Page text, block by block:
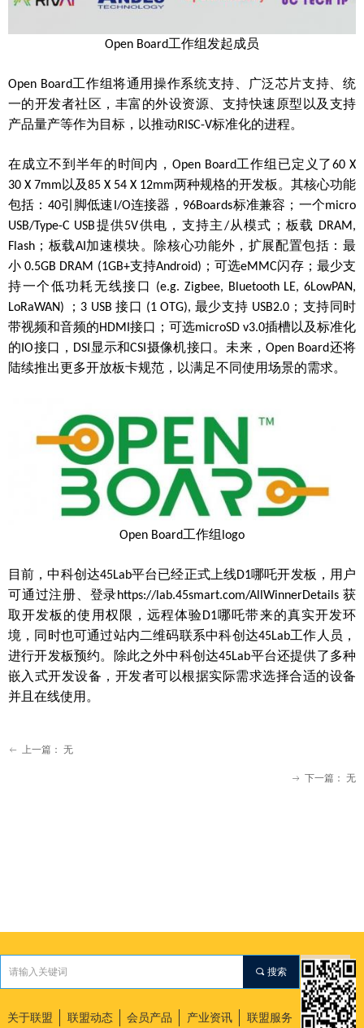
Open Board工作组发起成员
Open Board工作组将通用操作系统支持、广泛芯片支持、统
一的开发者社区，丰富的外设资源、支持快速原型以及支持
产品量产等作为目标，以推动RISC-V标准化的进程。
在成立不到半年的时间内， Open Board工作组已定义了60 X
30 X 7mm 以及85 X 54 X 12mm两种规格的开发板。其核心功能
包括： 40引脚低速 I/O连接器， 96Boards标准兼容；一个micro
USB/Type-C USB提供5V供电，支持主/从模式；板载
DRAM,
Flash ；板载AI 加速模块。除核心功能外，扩展配置包括：最
小 0.5GB DRAM (1GB+支持Android) ；可选eMMC闪存；最少支
持一个低功耗无线接口
(e.g. Zigbee, Bluetooth LE, 6LowPAN,
LoRaWAN)
； 3 USB接口 (1 OTG), 最少支持 USB2.0 ；支持同时
带视频和音频的HDMI 接口；可选microSD v3.0插槽以及标准化
的 IO接口， DSI 显示和CSI 摄像机接口。未来，Open Board还将
陆续推出更多开放板卡规范，以满足不同使用场景的需求。
Open Board工作组 logo
目前，中科创达45Lab平台已经正式上线D1哪吒开发板，用户
可通过注册、登录https://lab.45smart.com/AllWinnerDetails获
取开发板的使用权限，远程体验D1哪吒带来的真实开发环
境，同时也可通过站内二维码联系中科创达45Lab工作人员，
进行开发板预约。除此之外中科创达45Lab平台还提供了多种
嵌入式开发设备，开发者可以根据实际需求选择合适的设备
并且在线使用。
ꂃ 上一篇： 无
ꁹ 下一篇： 无
关于联盟 联盟动态 会员产品 产业资讯 联盟服务
끠 搜索